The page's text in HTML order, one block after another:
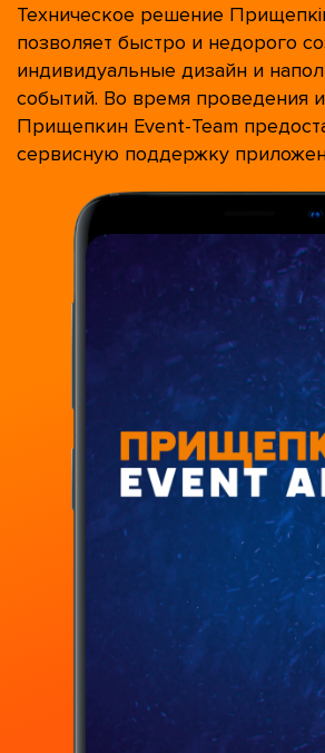
Техническое решение
позволяет быстро и недорого
индивидуальные дизайн и
событий. Во время проведения
Прищепкин Event-Team
сервисную поддержку